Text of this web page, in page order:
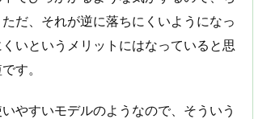
だ、それが逆に落ちにくいようになっ
いというメリットにはなっていると思
す。
やすいモデルのようなので、そういう